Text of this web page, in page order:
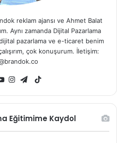
reklam ajansı ve Ahmet Balat
Aynı zamanda Dijital Pazarlama
pazarlama ve e-ticaret benim
çok konuşurum. İletişim:
TikTok
Eğitimime Kaydol